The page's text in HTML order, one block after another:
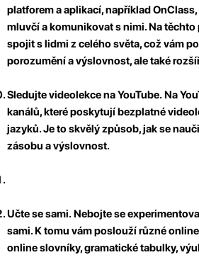
platforem a aplikací, například
mluvčí a komunikovat s nimi. Na
spojit s lidmi z celého světa, což vám
porozumění a výslovnost, ale také
Sledujte videolekce na YouTube.Na
kanálů, které poskytují bezplatné
jazyků. Je to skvělý způsob, jak se
zásobu a výslovnost.
Učte se sami.Nebojte se
sami. K tomu vám poslouží různé
online slovníky, gramatické tabulky,